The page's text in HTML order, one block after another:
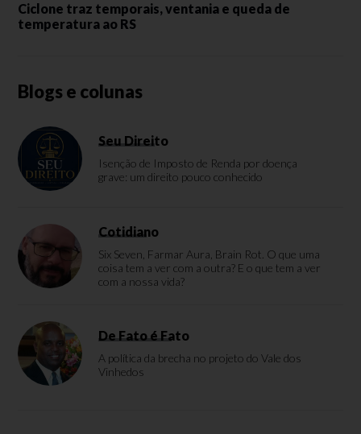
Ciclone traz temporais, ventania e queda de
temperatura ao RS
Blogs e colunas
Seu Direito
Isenção de Imposto de Renda por doença
grave: um direito pouco conhecido
Cotidiano
Six Seven, Farmar Aura, Brain Rot. O que uma
coisa tem a ver com a outra? E o que tem a ver
com a nossa vida?
De Fato é Fato
A política da brecha no projeto do Vale dos
Vinhedos